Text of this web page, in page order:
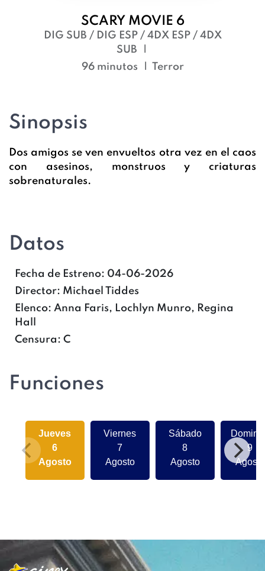
SCARY MOVIE 6
DIG SUB / DIG ESP / 4DX ESP / 4DX
SUB
96 minutos
Terror
Sinopsis
Dos amigos se ven envueltos otra vez en el caos
con asesinos, monstruos y criaturas
sobrenaturales.
Datos
Fecha de Estreno: 04-06-2026
Director: Michael Tiddes
Elenco: Anna Faris, Lochlyn Munro, Regina
Hall
Censura: C
Funciones
Jueves
6
Agosto
Viernes
7
Agosto
Sábado
8
Agosto
9
Agosto